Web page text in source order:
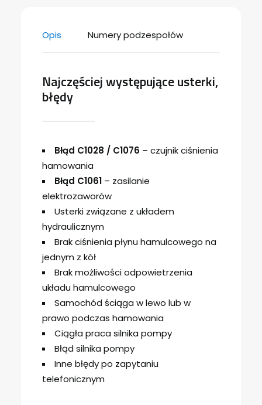
Opis Numery podzespołów
Najczęściej występujące usterki,
błędy
Błąd C1028 / C1076 – czujnik ciśnienia
hamowania
Błąd C1061 – zasilanie
elektrozaworów
Usterki związane z układem
hydraulicznym
Brak ciśnienia płynu hamulcowego na
jednym z kół
Brak możliwości odpowietrzenia
układu hamulcowego
Samochód ściąga w lewo lub w
prawo podczas hamowania
Ciągła praca silnika pompy
Błąd silnika pompy
Inne błędy po zapytaniu
telefonicznym